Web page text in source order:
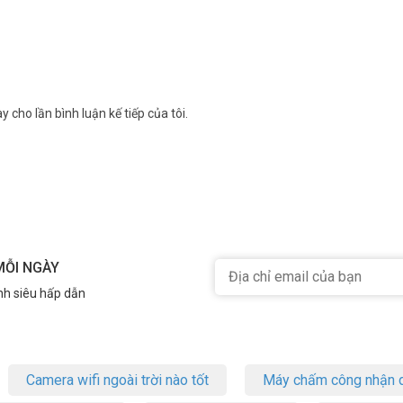
Xuyên Qua Tường
bên trong được thiết kế tốt giúp tăng đáng kể hiệu suất truyền dẫn,
định vị các thiết bị không dây và hình thành các kết nối không dây có
cho lần bình luận kế tiếp của tôi.
NGÀY
siêu hấp dẫn
Camera wifi ngoài trời nào tốt Máy chấm công nhận